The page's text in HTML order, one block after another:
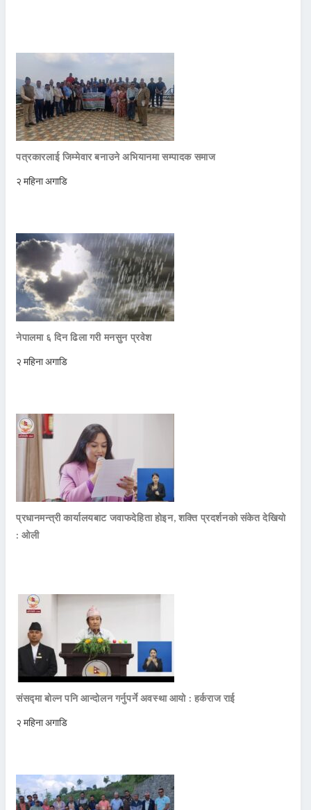
पत्रकारलाई जिम्मेवार बनाउने अभियानमा सम्पादक समाज
२ महिना अगाडि
नेपालमा ६ दिन ढिला गरी मनसुन प्रवेश
२ महिना अगाडि
प्रधानमन्त्री कार्यालयबाट जवाफदेहिता होइन, शक्ति प्रदर्शनको संकेत देखियो
: ओली
संसद्मा बोल्न पनि आन्दोलन गर्नुपर्ने अवस्था आयो : हर्कराज राई
२ महिना अगाडि